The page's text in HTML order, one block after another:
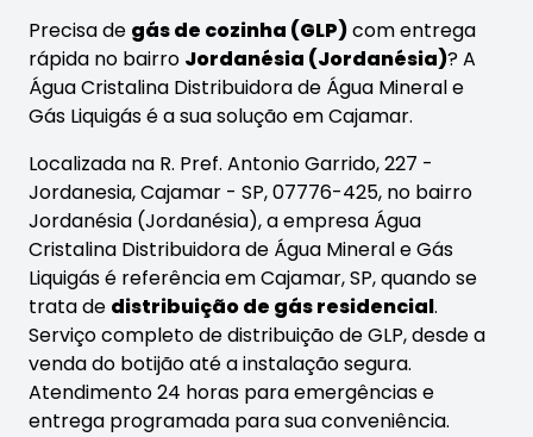
Precisa de gás de cozinha (GLP)com entrega
rápida no bairro Jordanésia (Jordanésia)? A
Água Cristalina Distribuidora de Água Mineral e
Gás Liquigás é a sua solução em Cajamar.
Localizada na R. Pref. Antonio Garrido, 227 -
Jordanesia, Cajamar - SP, 07776-425, no bairro
Jordanésia (Jordanésia), a empresa Água
Cristalina Distribuidora de Água Mineral e Gás
Liquigás é referência em Cajamar, SP, quando se
trata de distribuição de gás residencial.
Serviço completo de distribuição de GLP, desde a
venda do botijão até a instalação segura.
Atendimento 24 horas para emergências e
entrega programada para sua conveniência.